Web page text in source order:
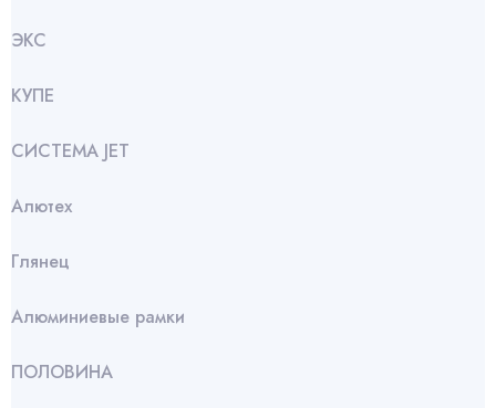
ЭКС
КУПЕ
СИСТЕМА JET
Алютех
Глянец
Алюминиевые рамки
ПОЛОВИНА